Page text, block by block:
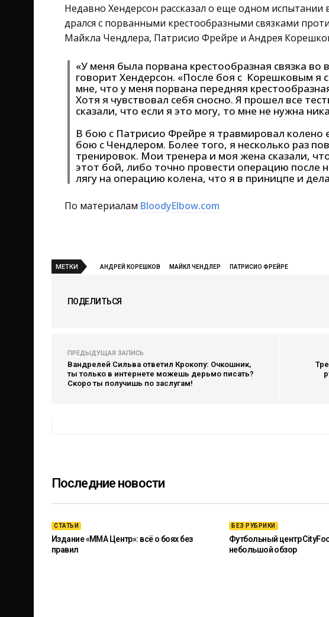
Недавно Хендерсон рассказал о еще одном испытании
дрался с порванными крестообразными связками
Майкла Чендлера, Патрисио Фрейре и Андрея
«У меня была порвана крестообразная связка
говорит Хендерсон. «После боя с Корешковым я
мне, что у меня порвана передняя
Хотя я чувствовал себя сносно. Я прошел все
сказали, что если я это могу, то мне не нужна
В бою с Патрисио Фрейре я травмировал
бою с Чендлером. Более того, я несколько раз
тренировок. Мои тренера и моя жена сказали,
этот бой, либо точно провести операцию после
лягу на операцию колена, что я в приницпе и
По материалам BloodyElbow.com
МЕТКИ АНДРЕЙ КОРЕШКОВ МАЙКЛ ЧЕНДЛЕР ПАТРИСИО ФРЕЙРЕ
ПОДЕЛИТЬСЯ
ПРЕДЫДУЩАЯ ЗАПИСЬ
Вандрелей Сильва ответил Крокопу: Очкошник,
ты только в интернете можешь дерьмо писать?
Скоро ты получишь по заслугам!
Последние новости
СТАТЬИ
Издание «ММА Центр»: всё о боях без
правил
БЕЗ РУБРИКИ
Футбольный центр
небольшой обзор